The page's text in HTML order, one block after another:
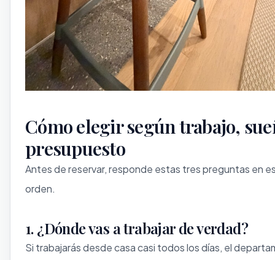
Cómo elegir según trabajo,
presupuesto
Antes de reservar, responde estas tres preguntas en
orden.
1. ¿Dónde vas a trabajar de verdad?
Si trabajarás desde casa casi todos los días, el